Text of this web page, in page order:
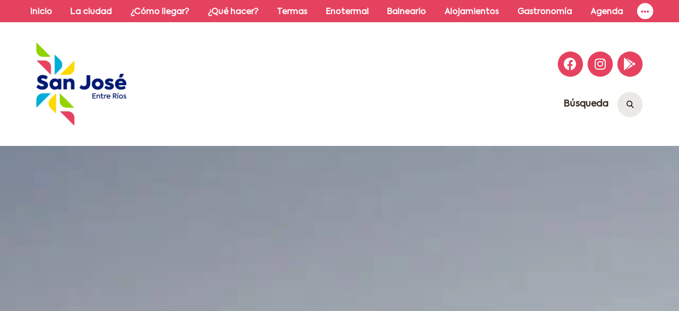
Inicio La ciudad ¿Cómo llegar? ¿Qué hacer? Termas Enotermal Balneario Alojamientos Gastronomía Agenda
Búsqueda